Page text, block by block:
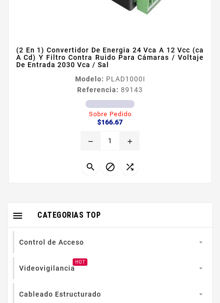
(2 En 1) Convertidor De Energia 24 Vca A 12 Vcc (ca
A Cd) Y Filtro Contra Ruido Para Cámaras / Voltaje
De Entrada 2030 Vca / Sal
Modelo: PLAD1000I
Referencia: 89143
Sobre Pedido
$166.67Precio
remove add
  
CATEGORIAS TOP

Control de Acceso 
Videovigilancia
HOT

Cableado Estructurado 